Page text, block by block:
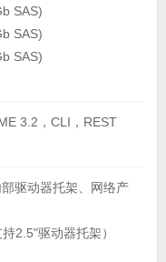
SAS)
SAS)
SAS)
3.2，CLI，REST
驱动器托架、网络产
2.5"驱动器托架）